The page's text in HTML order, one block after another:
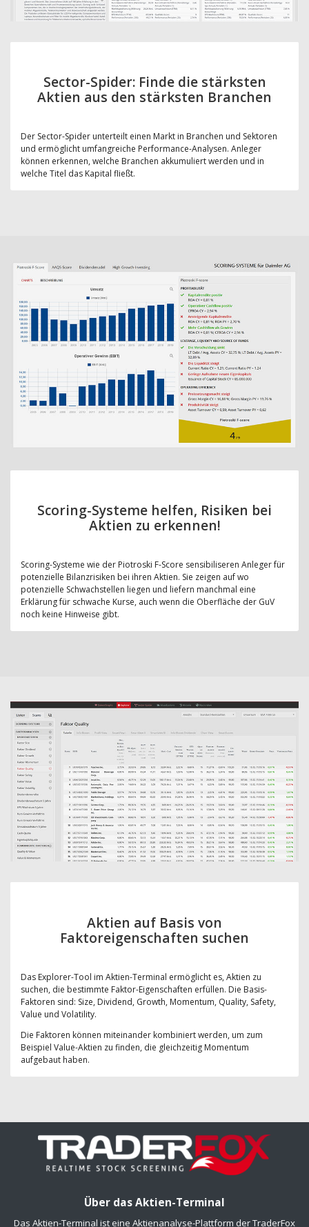
Sector-Spider: Finde die stärksten
Aktien aus den stärksten Branchen
Der Sector-Spider unterteilt einen Markt in Branchen und Sektoren
und ermöglicht umfangreiche Performance-Analysen. Anleger
können erkennen, welche Branchen akkumuliert werden und in
welche Titel das Kapital fließt.
Scoring-Systeme helfen, Risiken bei
Aktien zu erkennen!
Scoring-Systeme wie der Piotroski F-Score sensibiliseren Anleger für
potenzielle Bilanzrisiken bei ihren Aktien. Sie zeigen auf wo
potenzielle Schwachstellen liegen und liefern manchmal eine
Erklärung für schwache Kurse, auch wenn die Oberfläche der GuV
noch keine Hinweise gibt.
Aktien auf Basis von
Faktoreigenschaften suchen
Das Explorer-Tool im Aktien-Terminal ermöglicht es, Aktien zu
suchen, die bestimmte Faktor-Eigenschaften erfüllen. Die Basis-
Faktoren sind: Size, Dividend, Growth, Momentum, Quality, Safety,
Value und Volatility.
Die Faktoren können miteinander kombiniert werden, um zum
Beispiel Value-Aktien zu finden, die gleichzeitig Momentum
aufgebaut haben.
Über das Aktien-Terminal
Das Aktien-Terminal ist eine Aktienanalyse-Plattform der TraderFox